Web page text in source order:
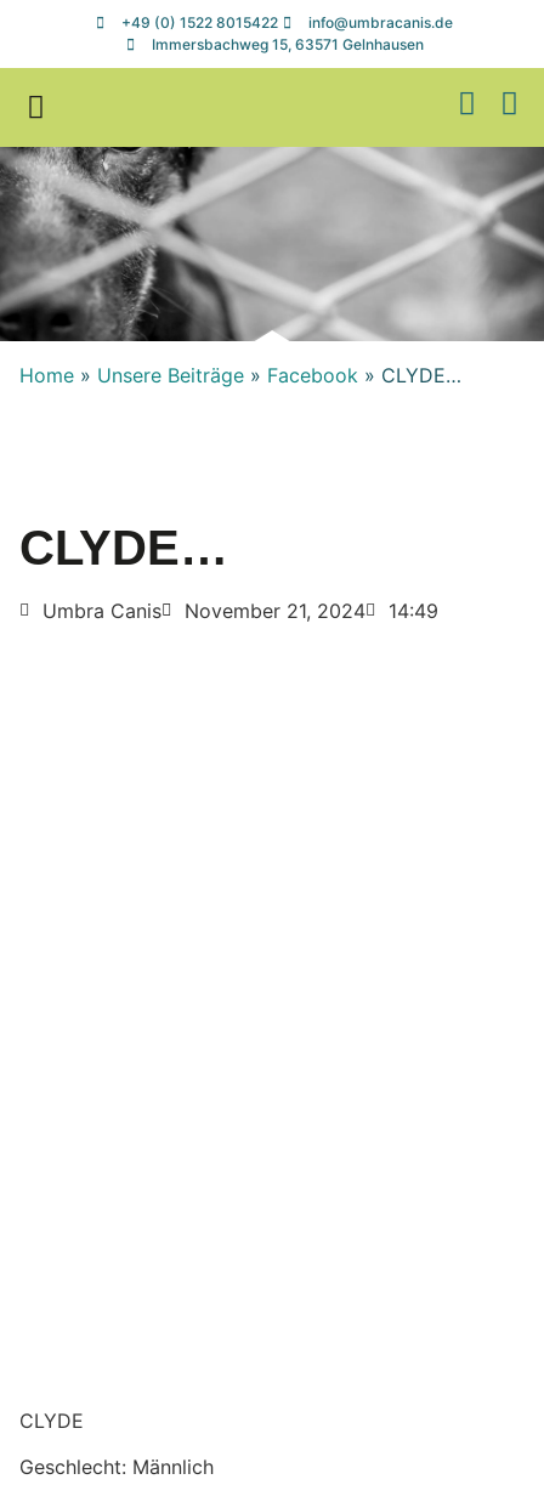
+49 (0) 1522 8015422
info@umbracanis.de
Immersbachweg 15, 63571 Gelnhausen
Home » Unsere Beiträge » Facebook » CLYDE…
CLYDE…
Umbra Canis November 21, 2024 14:49
CLYDE
Geschlecht: Männlich